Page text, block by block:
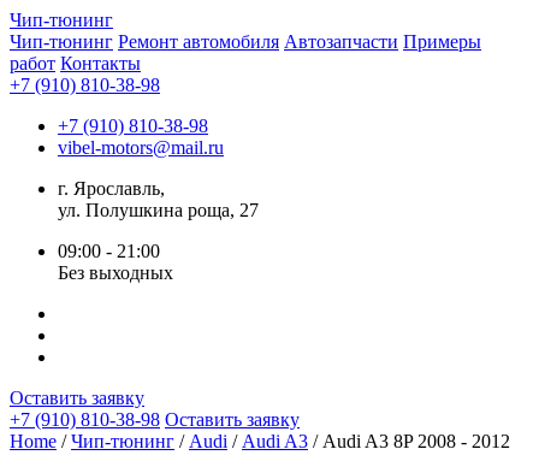
Чип-тюнинг
Чип-тюнинг Ремонт автомобиля Автозапчасти Примеры
работ Контакты
+7 (910) 810-38-98
+7 (910) 810-38-98
vibel-motors@mail.ru
г. Ярославль,
ул. Полушкина роща, 27
09:00 - 21:00
Без выходных
Оставить заявку
+7 (910) 810-38-98 Оставить заявку
Home /Чип-тюнинг / Audi / Audi A3 / Audi A3 8P 2008 - 2012